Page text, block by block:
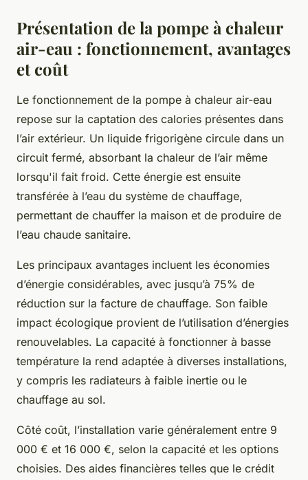
Présentation de la pompe à chaleur
air-eau : fonctionnement, avantages
et coût
Le fonctionnement de la pompe à chaleur air-eau
repose sur la captation des calories présentes dans
l’air extérieur. Un liquide frigorigène circule dans un
circuit fermé, absorbant la chaleur de l’air même
lorsqu'il fait froid. Cette énergie est ensuite
transférée à l’eau du système de chauffage,
permettant de chauffer la maison et de produire de
l’eau chaude sanitaire.
Les principaux avantages incluent les économies
d’énergie considérables, avec jusqu’à 75% de
réduction sur la facture de chauffage. Son faible
impact écologique provient de l’utilisation d’énergies
renouvelables. La capacité à fonctionner à basse
température la rend adaptée à diverses installations,
y compris les radiateurs à faible inertie ou le
chauffage au sol.
Côté coût, l’installation varie généralement entre 9
000 € et 16 000 €, selon la capacité et les options
choisies. Des aides financières telles que le crédit